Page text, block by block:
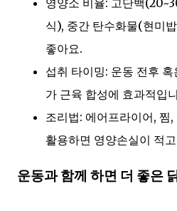
영양소 비율: 고단백
식), 중간 탄수화물(현미
좋아요.
섭취 타이밍: 운동 전후
가 근육 합성에 효과적입
조리법: 에어프라이어, 찜
활용하면 영양손실이 적
운동과 함께 하면 더 좋은